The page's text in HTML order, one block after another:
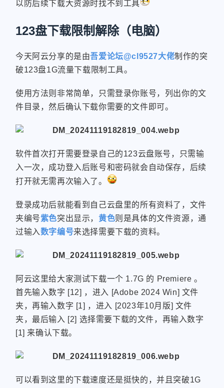
以防后续下载大资源时找不到工具
123盘下载限制解除（电脑）
今天阿云分享的是由吾爱论坛@cl9527大佬制作的突
破123盘1G流量下载限制工具。
使用方法则非常简单，只需登录你账号，列出你的文
件目录，然后确认下载你需要的文件即可。
软件首次打开需要登录自己的123云盘账号，只需输
入一次，成功登入后账号和密码就会自动保存，后续
打开就无需再次输入了。
登录成功后就能看到自己云盘里的所有资料了，文件
夹编号紫色突出显示， 黄色则是具体的文件资源，通
过输入数字编号来选择需要下载的资料。
阿云这里给大家测试下载一个 1.7G 的 Premiere 。
首先输入数字 [12] ，进入 [Adobe 2024 Win] 文件
夹，再输入数字 [1] ，进入 [2023年10月版] 文件
夹，最后输入 [2] 选择需要下载的文件，再输入数字
[1] 来确认下载。
可以看到这里的下载速度还是挺快的，并且突破1G